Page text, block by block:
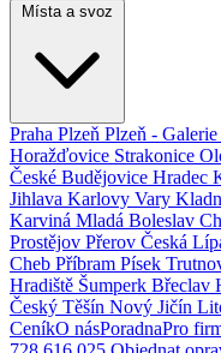
Místa a svoz
Praha Plzeň Plzeň -
Horažďovice Strakonice
České Budějovice Hradec
Jihlava Karlovy Vary
Karviná Mladá Boleslav
Prostějov Přerov Česká
Cheb Příbram Písek
Hradiště Šumperk Břeclav
Český Těšín Nový Jičín
CeníkO násPoradnaPro